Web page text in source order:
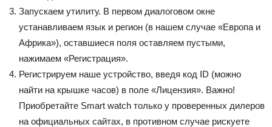
Запускаем утилиту. В первом диалоговом окне
устанавливаем язык и регион (в нашем случае «Европа и
Африка»), оставшиеся поля оставляем пустыми,
нажимаем «Регистрация».
Регистрируем наше устройство, введя код ID (можно
найти на крышке часов) в поле «Лицензия». Важно!
Приобретайте Smart watch только у проверенных дилеров
на официальных сайтах, в противном случае рискуете